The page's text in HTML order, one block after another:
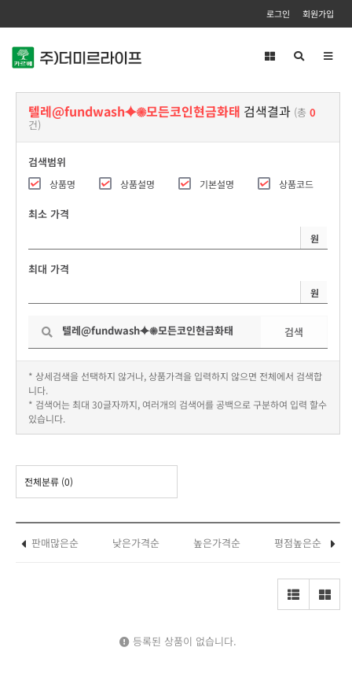
로그인 회원가입
텔레@fundwash⯌✺모든코인현금화태 검색결과 (총 0
건)
검색범위
상품명 상품설명 기본설명 상품코드
최소 가격
원
최대 가격
원
검색
* 상세검색을 선택하지 않거나, 상품가격을 입력하지 않으면 전체에서 검색합
니다.
* 검색어는 최대 30글자까지, 여러개의 검색어를 공백으로 구분하여 입력 할수
있습니다.
전체분류 (0)
판매많은순 낮은가격순 높은가격순 평점높은순
등록된 상품이 없습니다.